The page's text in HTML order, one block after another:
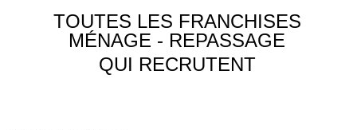
TOUTES LES FRANCHISES
MÉNAGE - REPASSAGE
QUI RECRUTENT